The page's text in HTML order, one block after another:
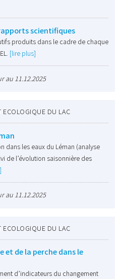
scientifiques
produits dans le cadre de chaque
[lire plus]
au 11.12.2025
ECOLOGIQUE DU LAC
dans les eaux du Léman (analyse
de l’évolution saisonnière des
au 11.12.2025
ECOLOGIQUE DU LAC
et de la perche dans le
d’indicateurs du changement